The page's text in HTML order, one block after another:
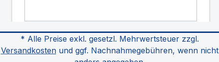
* Alle Preise exkl. gesetzl. Mehrwertsteuer zzgl.
Versandkostenund ggf. Nachnahmegebühren, wenn nicht